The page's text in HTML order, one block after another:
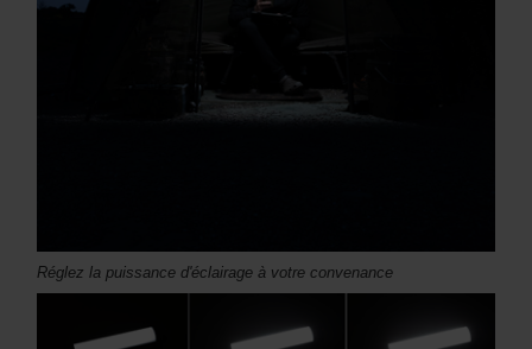
Réglez la puissance d'éclairage à votre convenance